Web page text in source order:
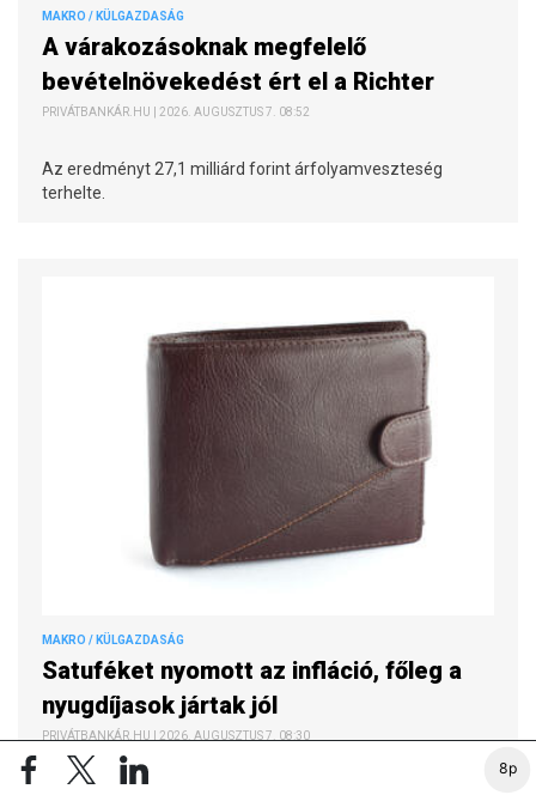
8p
MAKRO / KÜLGAZDASÁG
A várakozásoknak megfelelő
bevételnövekedést ért el a Richter
PRIVÁTBANKÁR.HU | 2026. AUGUSZTUS 7. 08:52
Az eredményt 27,1 milliárd forint árfolyamveszteség
terhelte.
MAKRO / KÜLGAZDASÁG
Satuféket nyomott az infláció, főleg a
nyugdíjasok jártak jól
PRIVÁTBANKÁR.HU | 2026. AUGUSZTUS 7. 08:30